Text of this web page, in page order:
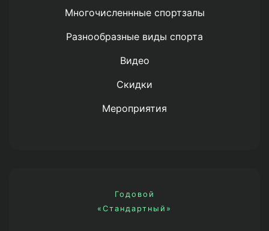
Многочисленнные спортзалы
Разнообразные виды спорта
Видео
Скидки
Мероприятия
Годовой
«Стандартный»